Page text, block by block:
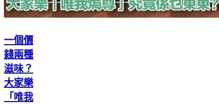
一個價
錢兩種
滋味？
大家樂
「唯我